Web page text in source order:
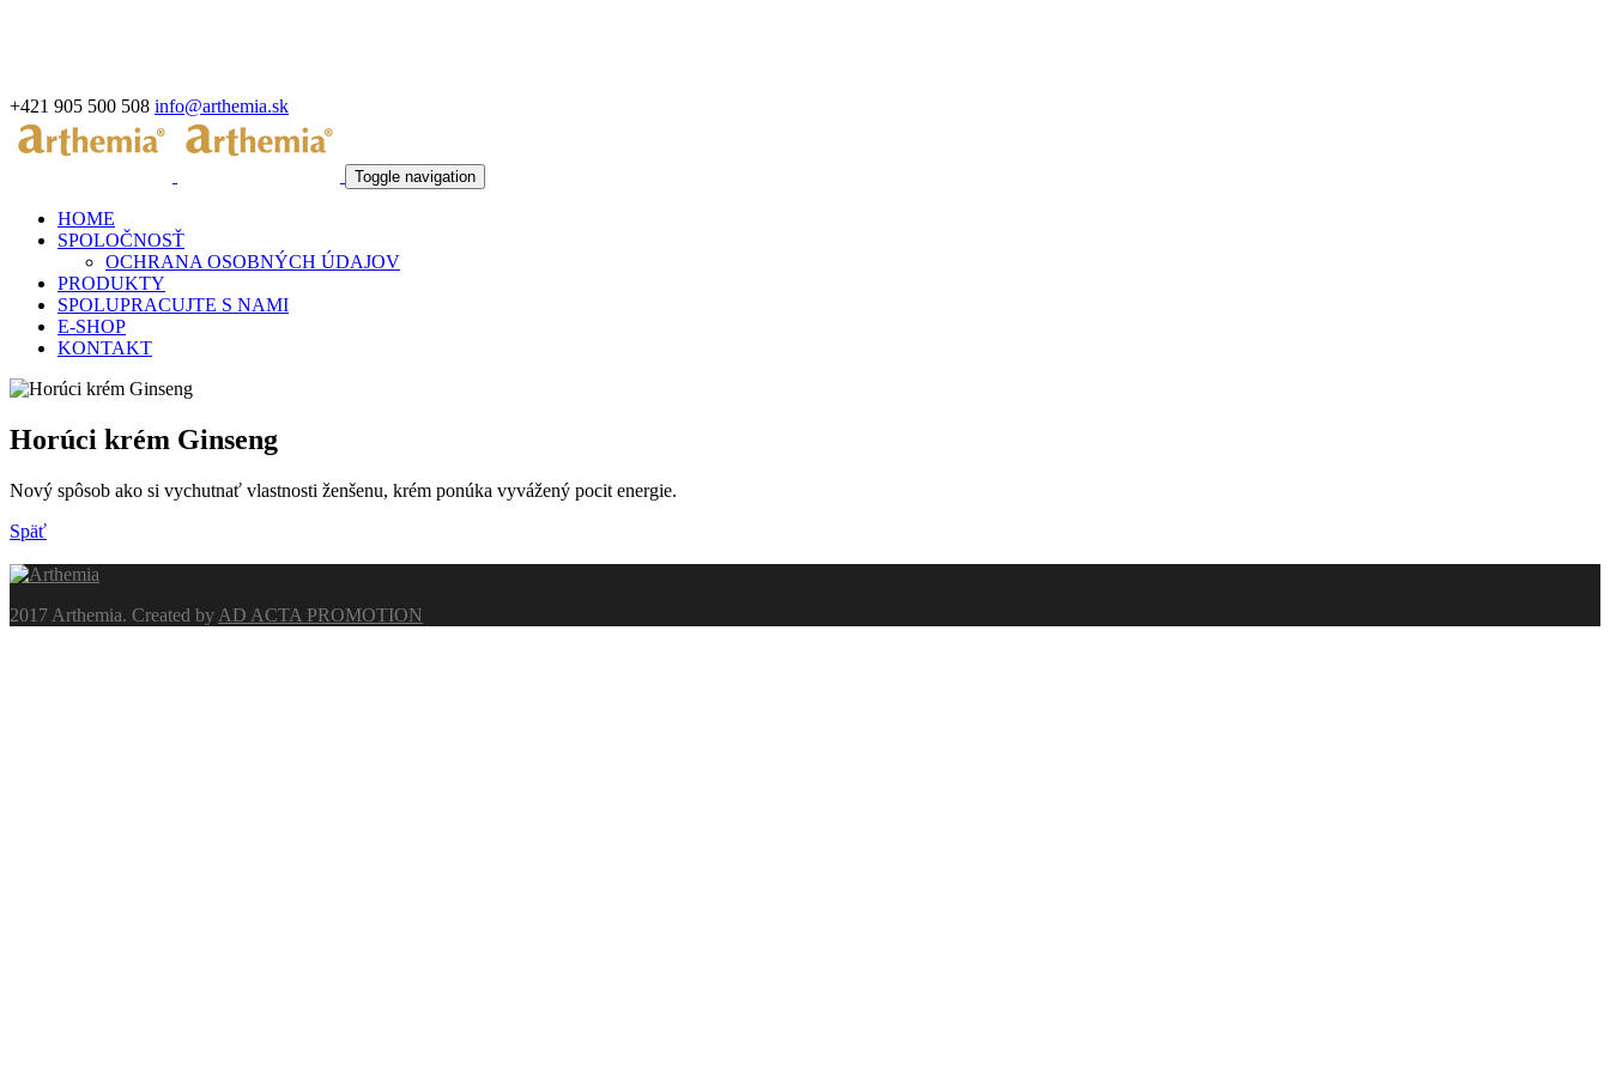
+421 905 500 508 info@arthemia.sk
Toggle navigation
HOME
SPOLOČNOSŤ
OCHRANA OSOBNÝCH ÚDAJOV
PRODUKTY
SPOLUPRACUJTE S NAMI
E-SHOP
KONTAKT
Horúci krém Ginseng
Nový spôsob ako si vychutnať vlastnosti ženšenu, krém ponúka vyvážený pocit energie.
Späť
2017 Arthemia. Created by AD ACTA PROMOTION